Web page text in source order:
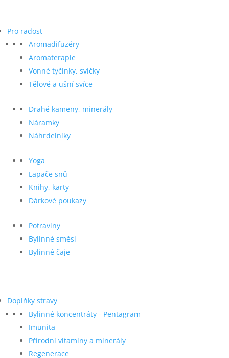
Pro radost
Aromadifuzéry
Aromaterapie
Vonné tyčinky, svíčky
Tělové a ušní svíce
Drahé kameny, minerály
Náramky
Náhrdelníky
Yoga
Lapače snů
Knihy, karty
Dárkové poukazy
Potraviny
Bylinné směsi
Bylinné čaje
Doplňky stravy
Bylinné koncentráty - Pentagram
Imunita
Přírodní vitamíny a minerály
Regenerace